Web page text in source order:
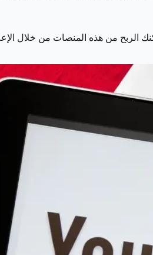
الربح من هذه المنصات من خلال